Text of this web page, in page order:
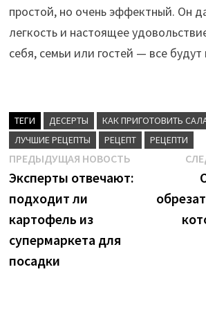
простой, но очень эффектный. Он
легкость и настоящее
себя, семьи или гостей — все будут
ТЕГИ ДЕСЕРТЫ
КАК ПРИГОТОВИТЬ
ЛУЧШИЕ РЕЦЕПТЫ
РЕЦЕПТ РЕЦЕПТИ
Навигация
по
записям
ПРЕДЫДУЩАЯ НОВОСТЬПредыдущая
новость:
Эксперты отвечают:
подходит ли
картофель из
супермаркета для
посадки